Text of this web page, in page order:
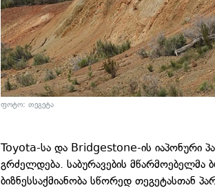
ფოტო: თეგეტა
Toyota-სა და Bridgestone-ის იაპონური
გრძელდება. საბურავების მწარმოებელმა
ბიზნესსაქმიანობა სწორედ თეგეტასთან